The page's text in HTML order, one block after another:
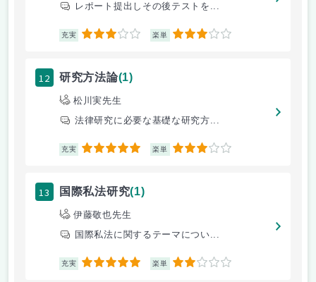
レポート提出しその後テストを...
充実 3 楽単 3
12 研究方法論(1)
松川実先生
法律研究に必要な基礎な研究方...
充実 5 楽単 3
13 国際私法研究(1)
伊藤敬也先生
国際私法に関するテーマについ...
充実 5 楽単 2